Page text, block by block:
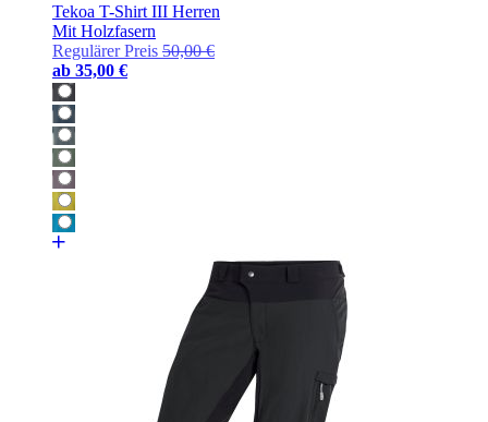
Tekoa T-Shirt III Herren
Mit Holzfasern
Regulärer Preis 50,00 €
ab 35,00 €